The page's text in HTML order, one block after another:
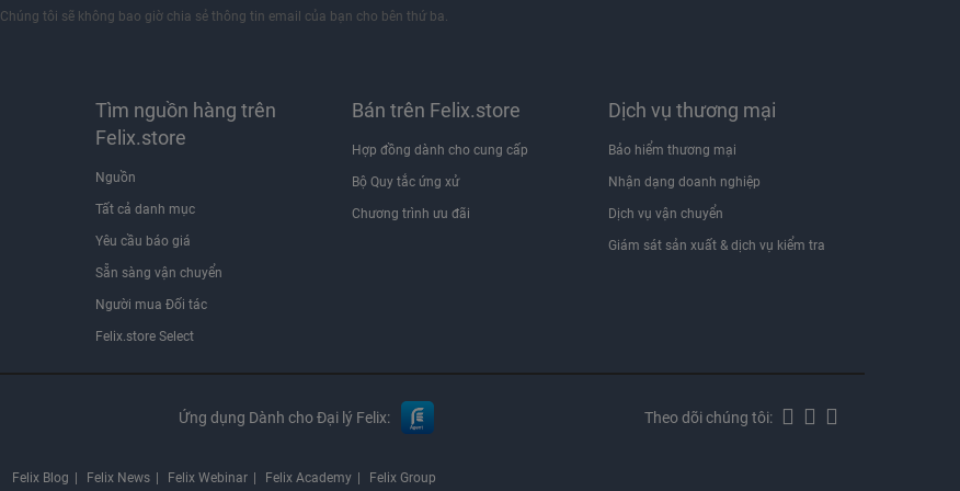
Chúng tôi sẽ không bao giờ chia sẻ thông tin email của bạn cho bên thứ ba.
Tìm nguồn hàng trên
Felix.store
Nguồn
Tất cả danh mục
Yêu cầu báo giá
Sẵn sàng vận chuyển
Người mua Đối tác
Felix.store Select
Bán trên Felix.store
Hợp đồng dành cho cung cấp
Bộ Quy tắc ứng xử
Chương trình ưu đãi
Dịch vụ thương mại
Bảo hiểm thương mại
Nhận dạng doanh nghiệp
Dịch vụ vận chuyển
Giám sát sản xuất & dịch vụ kiểm tra
Ứng dụng Dành cho Đại lý Felix: Theo dõi chúng tôi:
Felix Blog Felix News Felix Webinar Felix Academy Felix Group